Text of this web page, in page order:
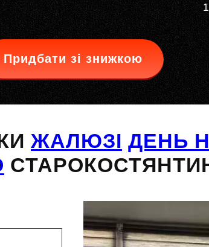
Придбати зі знижкою
ЖАЛЮЗІ ДЕНЬ